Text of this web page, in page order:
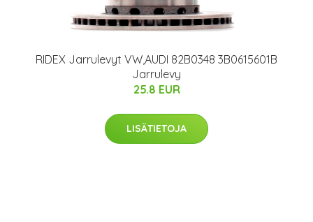
RIDEX Jarrulevyt VW,AUDI 82B0348 3B0615601B
Jarrulevy
25.8 EUR
LISÄTIETOJA